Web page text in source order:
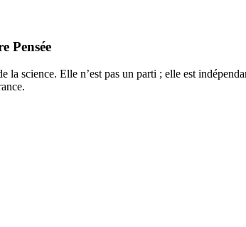
Pensée
la science. Elle n’est pas un parti ; elle est